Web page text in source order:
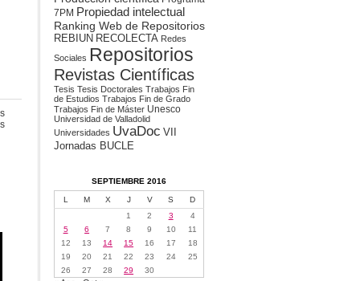
en
7PM Propiedad intelectual
Ranking Web de Repositorios
REBIUN RECOLECTA Redes
Sociales Repositorios
Revistas Científicas
Tesis Tesis Doctorales Trabajos Fin
de Estudios Trabajos Fin de Grado
Trabajos Fin de Máster Unesco
Universidad de Valladolid
Universidades UvaDoc VII
Jornadas BUCLE
SEPTIEMBRE 2016
L M X J V S
D
1
2 3
4
5
6 7 8 9 10
11
12
13 14 15 16 17
18
19
20 21 22 23 24
25
26
27 28 29 30